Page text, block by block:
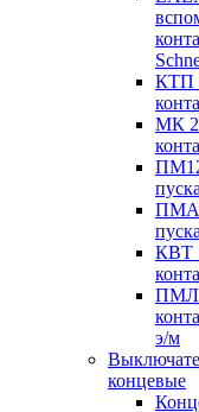
КТП
МК
ПМА
КВТ
ПМЛ
э/м
концевые